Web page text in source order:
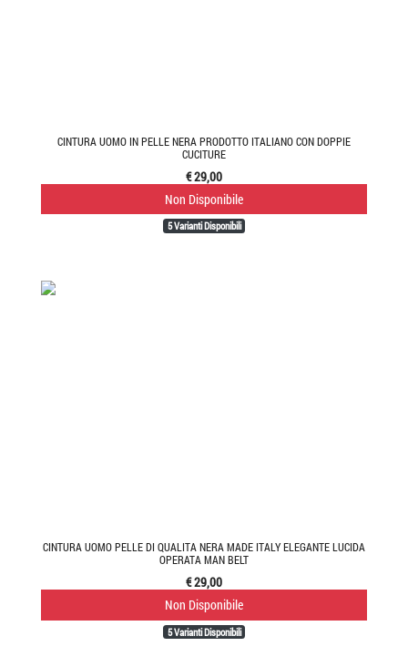
CINTURA UOMO IN PELLE NERA PRODOTTO ITALIANO CON DOPPIE
CUCITURE
€ 29,00
Non Disponibile
5 Varianti Disponibili
CINTURA UOMO PELLE DI QUALITA NERA MADE ITALY ELEGANTE LUCIDA
OPERATA MAN BELT
€ 29,00
Non Disponibile
5 Varianti Disponibili